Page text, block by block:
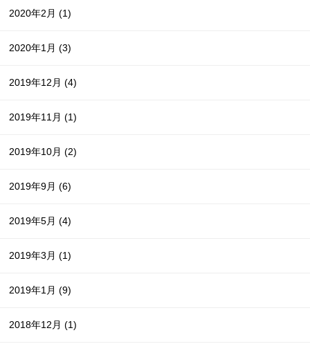
2020年2月(1)
2020年1月(3)
2019年12月(4)
2019年11月(1)
2019年10月(2)
2019年9月(6)
2019年5月(4)
2019年3月(1)
2019年1月(9)
2018年12月(1)